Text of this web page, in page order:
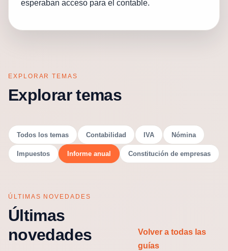
esperaban acceso para el contable.
EXPLORAR TEMAS
Explorar temas
Todos los temas Contabilidad IVA Nómina
Impuestos Informe anual Constitución de empresas
ÚLTIMAS NOVEDADES
Últimas
novedades
Volver a todas las
guías